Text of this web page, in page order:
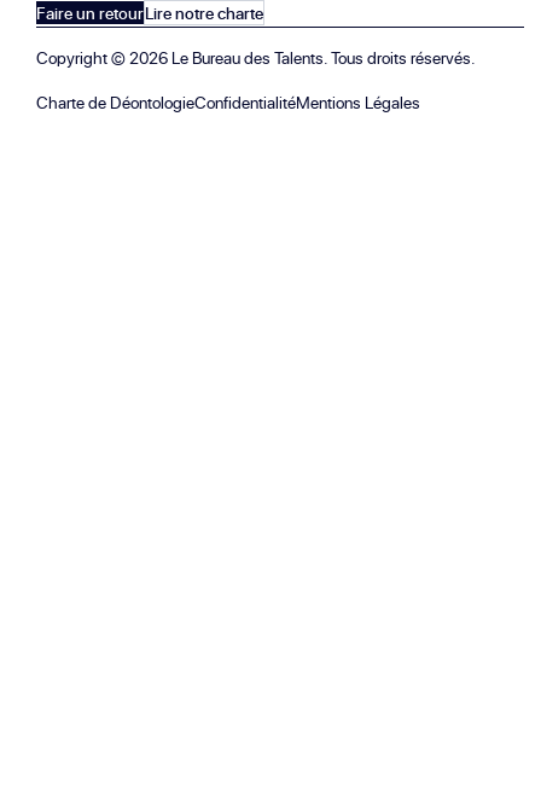
Faire un retourLire notre charte
Copyright ©2026 Le Bureau des Talents. Tous droits réservés.
Charte de DéontologieConfidentialitéMentions Légales